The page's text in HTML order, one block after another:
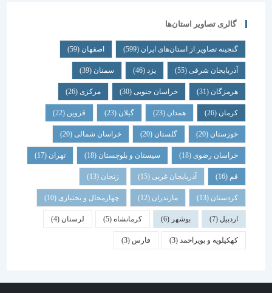
گالری تصاویر استان‌ها
گنجینه تصاویر از استان‌های ایران(599) اصفهان (59)
آذربایجان شرقی(55) یزد سمنان (39)
هرمزگان(31) خراسان جنوبی(30) مرکزی (26)
همدان گیلان قزوین
خوزستان(20) گلستان (20) خراسان شمالی(20)
خراسان رضوی(18) سیستان و بلوچستان(18) تهران
آذربایجان غربی(15) زنجان
کردستان(13) مازندران(12) چهارمحال و بختیاری (10)
بوشهر کرمانشاه(5) لرستان (4)
کهکیلویه و بویراحمد(3) فارس